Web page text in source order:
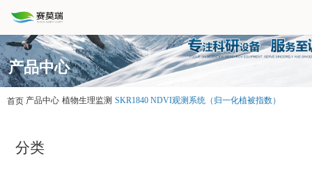
产品中心
首页 产品中心 植物生理监测 SKR1840 NDVI观测系统（归一化植被指数）
分类